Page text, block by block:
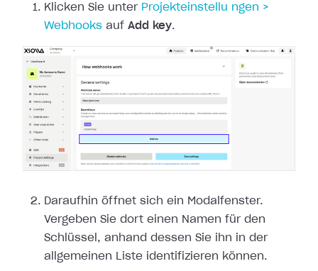
Klicken Sie unter Projekteinstellu ngen >
Webhooks auf Add key.
Daraufhin öffnet sich ein Modalfenster.
Vergeben Sie dort einen Namen für den
Schlüssel, anhand dessen Sie ihn in der
allgemeinen Liste identifizieren können.